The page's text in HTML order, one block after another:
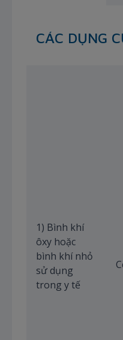
CÁC DỤNG
1) Bình khí
ôxy hoặc
bình khí nhỏ
sử dụng
trong y tế